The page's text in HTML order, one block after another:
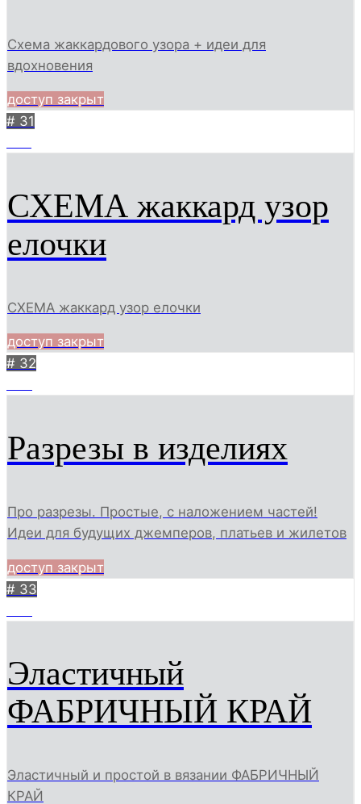
Схема жаккардового узора + идеи для
вдохновения
доступ закрыт
# 31
СХЕМА жаккард узор
елочки
СХЕМА жаккард узор елочки
доступ закрыт
# 32
Разрезы в изделиях
Про разрезы. Простые, с наложением частей!
Идеи для будущих джемперов, платьев и жилетов
доступ закрыт
# 33
Эластичный
ФАБРИЧНЫЙ КРАЙ
Эластичный и простой в вязании ФАБРИЧНЫЙ
КРАЙ